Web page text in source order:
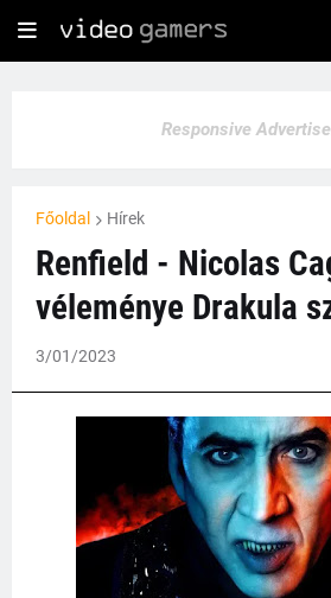
Responsive
Főoldal Hírek
Renfield - Nicolas
véleménye Drakula
3/01/2023